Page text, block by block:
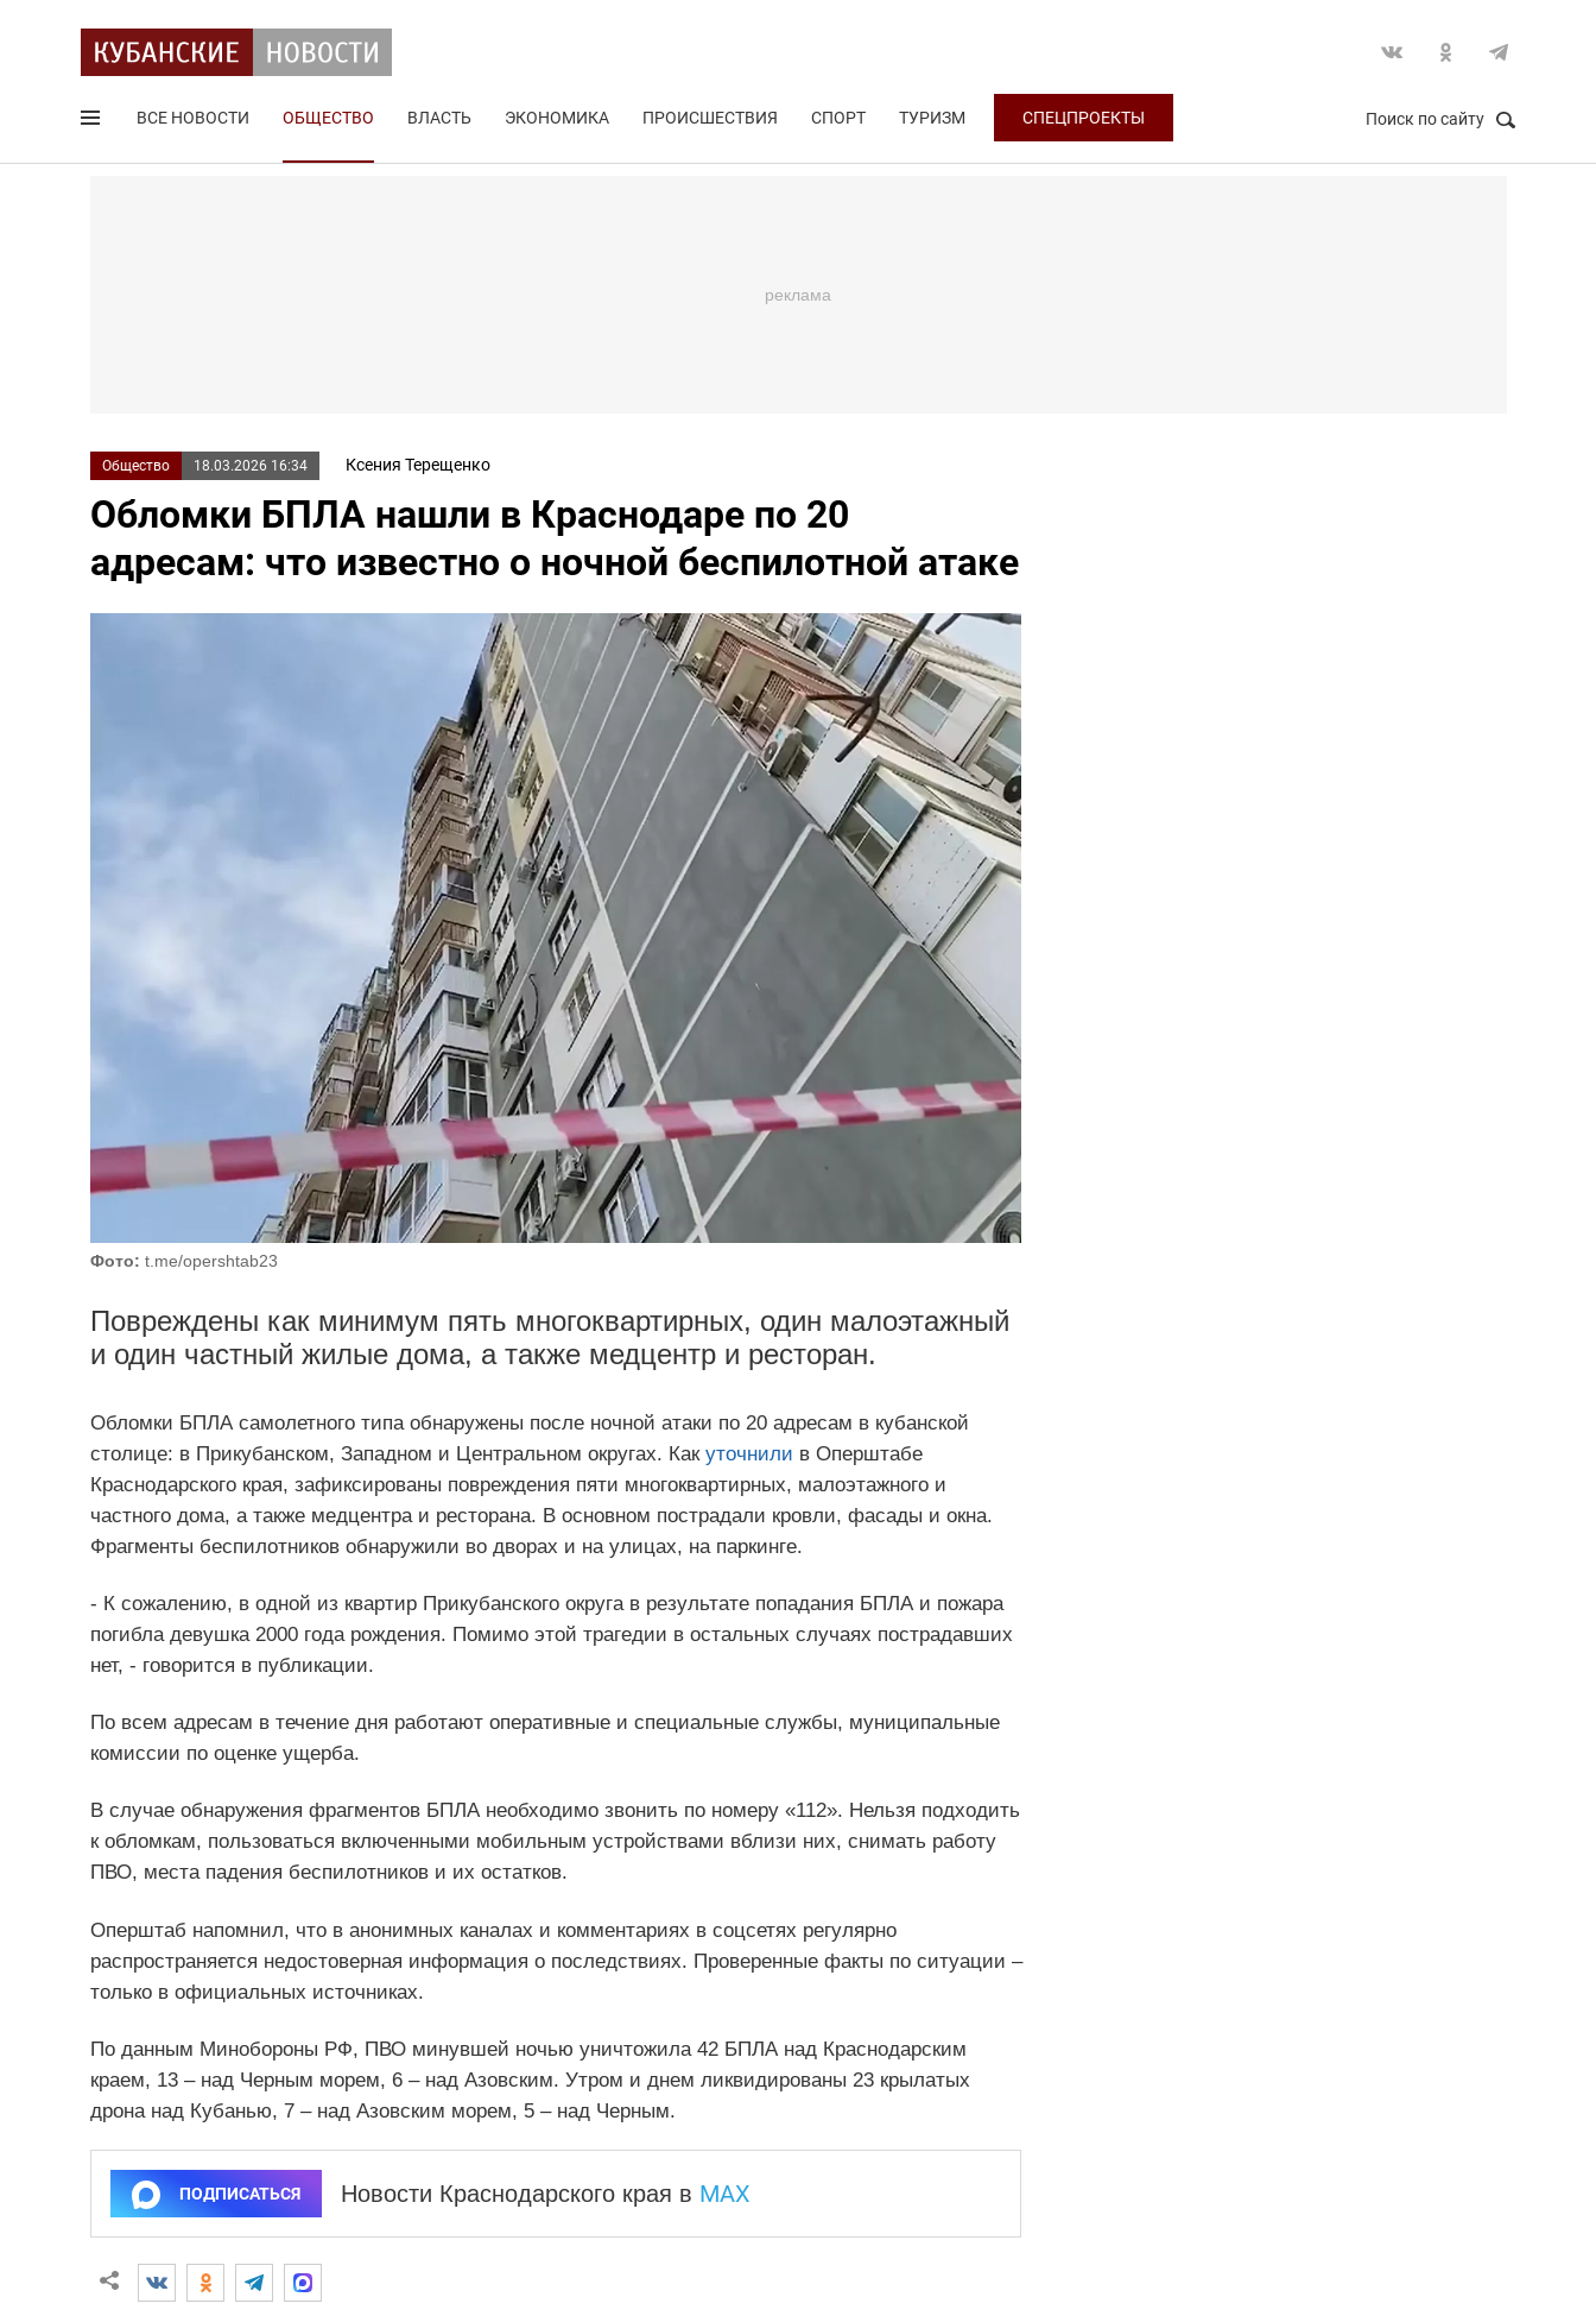
ВСЕ НОВОСТИ ОБЩЕСТВО ВЛАСТЬ ЭКОНОМИКА ПРОИСШЕСТВИЯ СПОРТ ТУРИЗМ СПЕЦПРОЕКТЫ Поиск по сайту
Общество 18.03.2026 16:34 Ксения Терещенко
Обломки БПЛА нашли в Краснодаре по 20
адресам: что известно о ночной беспилотной атаке
Фото: t.me/opershtab23
Повреждены как минимум пять многоквартирных, один малоэтажный
и один частный жилые дома, а также медцентр и ресторан.
Обломки БПЛА самолетного типа обнаружены после ночной атаки по 20 адресам в кубанской
столице: в Прикубанском, Западном и Центральном округах. Как уточнили в Оперштабе
Краснодарского края, зафиксированы повреждения пяти многоквартирных, малоэтажного и
частного дома, а также медцентра и ресторана. В основном пострадали кровли, фасады и окна.
Фрагменты беспилотников обнаружили во дворах и на улицах, на паркинге.
- К сожалению, в одной из квартир Прикубанского округа в результате попадания БПЛА и пожара
погибла девушка 2000 года рождения. Помимо этой трагедии в остальных случаях пострадавших
нет, - говорится в публикации.
По всем адресам в течение дня работают оперативные и специальные службы, муниципальные
комиссии по оценке ущерба.
В случае обнаружения фрагментов БПЛА необходимо звонить по номеру «112». Нельзя подходить
к обломкам, пользоваться включенными мобильным устройствами вблизи них, снимать работу
ПВО, места падения беспилотников и их остатков.
Оперштаб напомнил, что в анонимных каналах и комментариях в соцсетях регулярно
распространяется недостоверная информация о последствиях. Проверенные факты по ситуации –
только в официальных источниках.
По данным Минобороны РФ, ПВО минувшей ночью уничтожила 42 БПЛА над Краснодарским
краем, 13 – над Черным морем, 6 – над Азовским. Утром и днем ликвидированы 23 крылатых
дрона над Кубанью, 7 – над Азовским морем, 5 – над Черным.
ПОДПИСАТЬСЯ Новости Краснодарского края в MAX